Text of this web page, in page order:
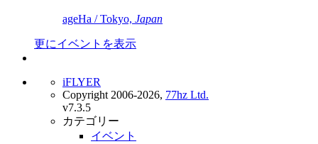
ageHa / Tokyo, Japan
更にイベントを表示
iFLYER
Copyright 2006-2026, 77hz Ltd.
v7.3.5
カテゴリー
イベント